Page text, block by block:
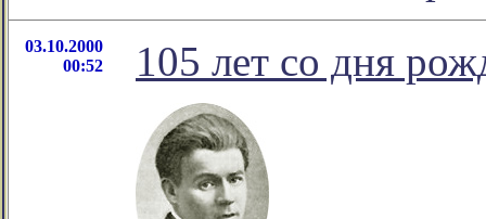
03.10.2000
00:52
105 лет со дня